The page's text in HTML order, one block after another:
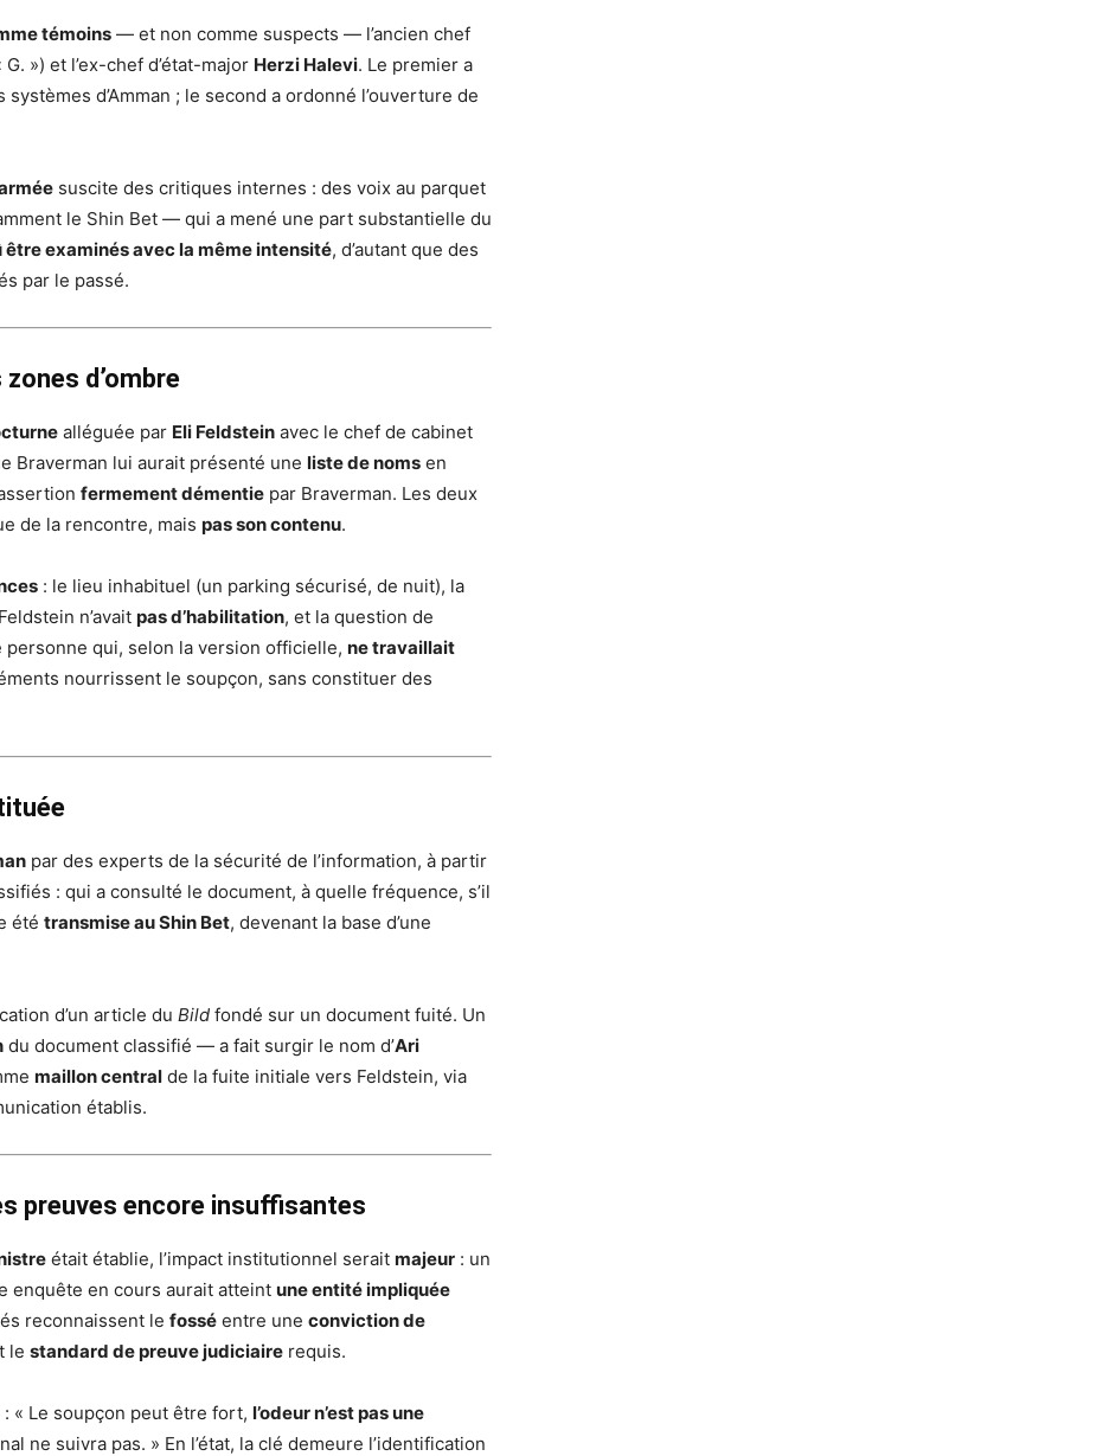
témoins — et non comme suspects — l’ancien chef
») et l’ex-chef d’état-major Herzi Halevi. Le premier a
d’Amman ; le second a ordonné l’ouverture de
suscite des critiques internes : des voix au parquet
le Shin Bet — qui a mené une part substantielle du
être examinés avec la même intensité, d’autant que des
par le passé.
d’ombre
alléguée par Eli Feldstein avec le chef de cabinet
Braverman lui aurait présenté une liste de noms en
fermement démentie par Braverman. Les deux
de la rencontre, mais pas son contenu.
: le lieu inhabituel (un parking sécurisé, de nuit), la
n’avait pas d’habilitation, et la question de
personne qui, selon la version officielle, ne travaillait
nourrissent le soupçon, sans constituer des
par des experts de la sécurité de l’information, à partir
: qui a consulté le document, à quelle fréquence, s’il
été transmise au Shin Bet, devenant la base d’une
d’un article du Bild fondé sur un document fuité. Un
du document classifié — a fait surgir le nom d’Ari
maillon central de la fuite initiale vers Feldstein, via
établis.
preuves encore insuffisantes
était établie, l’impact institutionnel serait majeur : un
enquête en cours aurait atteint une entité impliquée
reconnaissent le fossé entre une conviction de
le standard de preuve judiciaire requis.
« Le soupçon peut être fort, l’odeur n’est pas une
ne suivra pas. » En l’état, la clé demeure l’identification